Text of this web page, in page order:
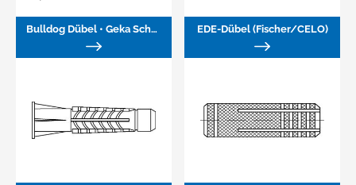
Bulldog Dübel • Geka Scheiben EDE-Dübel (Fischer/CELO)